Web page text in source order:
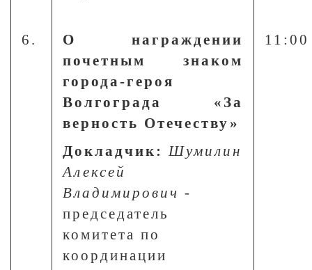
6.
О награждении
почетным знаком
города-героя
Волгограда «За
верность Отечеству»
Докладчик: Шумилин
Алексей
Владимирович -
председатель
комитета по
координации